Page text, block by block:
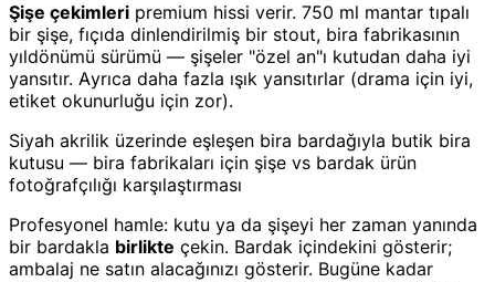
Şişe çekimleri premium hissi verir. 750 ml mantar tıpalı
bir şişe, fıçıda dinlendirilmiş bir stout, bira fabrikasının
yıldönümü sürümü — şişeler "özel an"ı kutudan daha iyi
yansıtır. Ayrıca daha fazla ışık yansıtırlar (drama için iyi,
etiket okunurluğu için zor).
Siyah akrilik üzerinde eşleşen bira bardağıyla butik bira
kutusu — bira fabrikaları için şişe vs bardak ürün
fotoğrafçılığı karşılaştırması
Profesyonel hamle: kutu ya da şişeyi her zaman yanında
bir bardakla birlikte çekin. Bardak içindekini gösterir;
ambalaj ne satın alacağınızı gösterir. Bugüne kadar